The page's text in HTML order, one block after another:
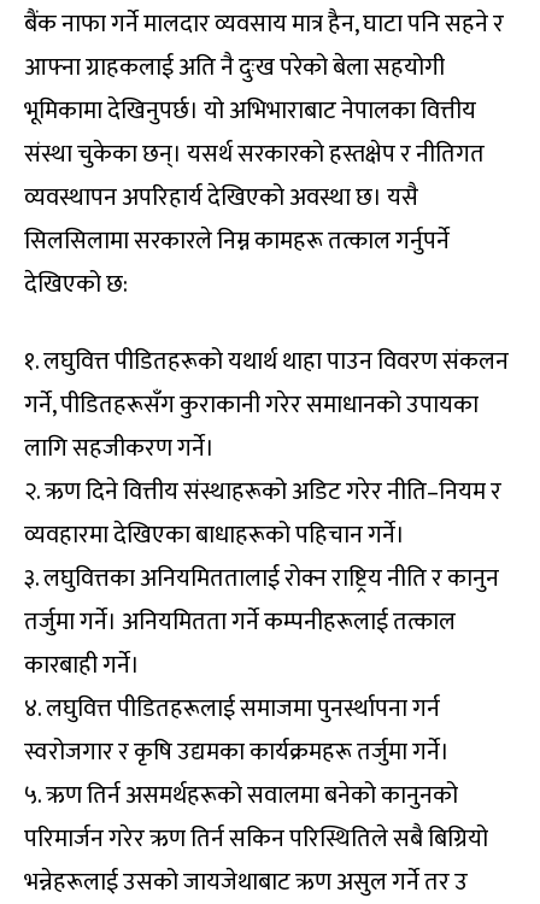
बैंक नाफा गर्ने मालदार व्यवसाय मात्र हैन, घाटा पनि सहने र
आफ्ना ग्राहकलाई अति नै दुःख परेको बेला सहयोगी
भूमिकामा देखिनुपर्छ। यो अभिभाराबाट नेपालका वित्तीय
संस्था चुकेका छन्। यसर्थ सरकारको हस्तक्षेप र नीतिगत
व्यवस्थापन अपरिहार्य देखिएको अवस्था छ। यसै
सिलसिलामा सरकारले निम्न कामहरू तत्काल गर्नुपर्ने
देखिएको छ:
१. लघुवित्त पीडितहरूको यथार्थ थाहा पाउन विवरण संकलन
गर्ने, पीडितहरूसँग कुराकानी गरेर समाधानको उपायका
लागि सहजीकरण गर्ने।
२. ऋण दिने वित्तीय संस्थाहरूको अडिट गरेर नीति–नियम र
व्यवहारमा देखिएका बाधाहरूको पहिचान गर्ने।
३. लघुवित्तका अनियमिततालाई रोक्न राष्ट्रिय नीति र कानुन
तर्जुमा गर्ने। अनियमितता गर्ने कम्पनीहरूलाई तत्काल
कारबाही गर्ने।
४. लघुवित्त पीडितहरूलाई समाजमा पुनर्स्थापना गर्न
स्वरोजगार र कृषि उद्यमका कार्यक्रमहरू तर्जुमा गर्ने।
५. ऋण तिर्न असमर्थहरूको सवालमा बनेको कानुनको
परिमार्जन गरेर ऋण तिर्न सकिन परिस्थितिले सबै बिग्रियो
भन्नेहरूलाई उसको जायजेथाबाट ऋण असुल गर्ने तर उ